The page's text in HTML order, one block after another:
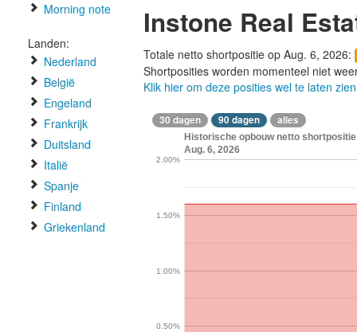
Morning note
Landen:
Nederland
België
Engeland
Frankrijk
Duitsland
Italië
Spanje
Finland
Griekenland
Instone Real
Totale netto shortpositie op Aug. 6, 2026:
Shortposities worden momenteel niet
Klik hier om deze posities wel te laten zien
30 dagen 90 dagen alles
Historische opbouw netto
Aug. 6, 2026
0.50%
1.00%
1.50%
2.00%